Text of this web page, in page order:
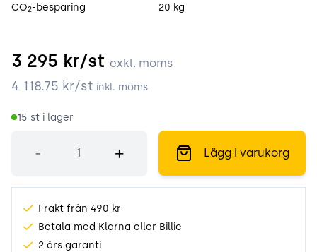
CO2-besparing 20 kg
3 295 kr/st exkl. moms
4 118.75 kr/st inkl. moms
15 st i lager
- + Lägg i varukorg
Frakt från 490 kr
Betala med Klarna eller Billie
2 års garanti